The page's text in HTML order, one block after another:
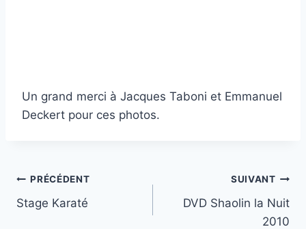
Un grand merci à Jacques Taboni et Emmanuel
Deckert pour ces photos.
Navigation
de
PRÉCÉDENT
Stage Karaté
SUIVANT
DVD Shaolin la Nuit
2010